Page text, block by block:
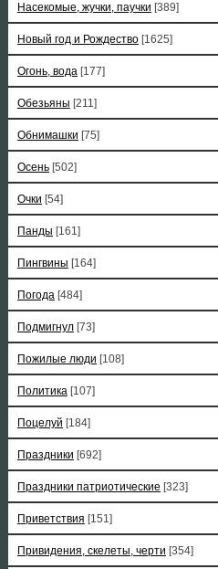
Насекомые, жучки, паучки [389]
Новый год и Рождество [1625]
Огонь, вода [177]
Обезьяны [211]
Обнимашки [75]
Осень [502]
Очки [54]
Панды [161]
Пингвины [164]
Погода [484]
Подмигнул [73]
Пожилые люди [108]
Политика [107]
Поцелуй [184]
Праздники [692]
Праздники патриотические [323]
Приветствия [151]
Привидения, скелеты, черти [354]